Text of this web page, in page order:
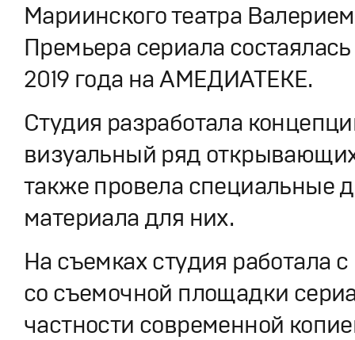
Мариинского театра
Премьера сериала
2019 года на АМЕДИАТЕКЕ.
Студия разработала
визуальный ряд
также провела специальные
материала для них.
На съемках студия работала
со съемочной площадки
частности современной